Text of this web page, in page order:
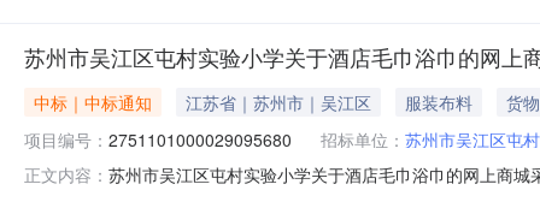
苏州市吴江区屯村实验小学关于酒店毛巾浴巾的网上
中标｜中标通知 江苏省｜苏州市｜吴江区 服装布料
货物
项目编号： 2751101000029095680 招标单位： 苏州市吴江区屯
正文内容： 苏州市吴江区屯村实验小学关于酒店毛巾浴巾的网上商